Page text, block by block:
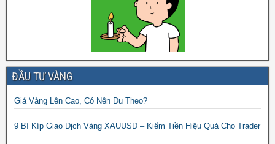
ĐẦU TƯ VÀNG
Giá Vàng Lên Cao, Có Nên Đu Theo?
9 Bí Kíp Giao Dịch Vàng XAUUSD – Kiếm Tiền Hiệu Quả Cho Trader